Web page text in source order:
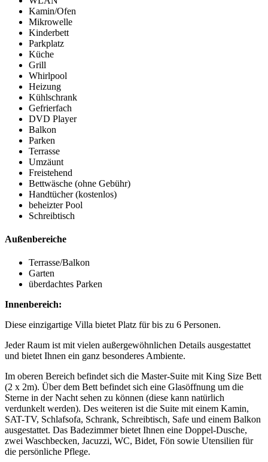
Kamin/Ofen
Mikrowelle
Kinderbett
Parkplatz
Küche
Grill
Whirlpool
Heizung
Kühlschrank
Gefrierfach
DVD Player
Balkon
Parken
Terrasse
Umzäunt
Freistehend
Bettwäsche (ohne Gebühr)
Handtücher (kostenlos)
beheizter Pool
Schreibtisch
Außenbereiche
Terrasse/Balkon
Garten
überdachtes Parken
Innenbereich:
Diese einzigartige Villa bietet Platz für bis zu 6 Personen.
Jeder Raum ist mit vielen außergewöhnlichen Details ausgestattet
und bietet Ihnen ein ganz besonderes Ambiente.
Im oberen Bereich befindet sich die Master-Suite mit King Size Bett
(2 x 2m). Über dem Bett befindet sich eine Glasöffnung um die
Sterne in der Nacht sehen zu können (diese kann natürlich
verdunkelt werden). Des weiteren ist die Suite mit einem Kamin,
SAT-TV, Schlafsofa, Schrank, Schreibtisch, Safe und einem Balkon
ausgestattet. Das Badezimmer bietet Ihnen eine Doppel-Dusche,
zwei Waschbecken, Jacuzzi, WC, Bidet, Fön sowie Utensilien für
die persönliche Pflege.